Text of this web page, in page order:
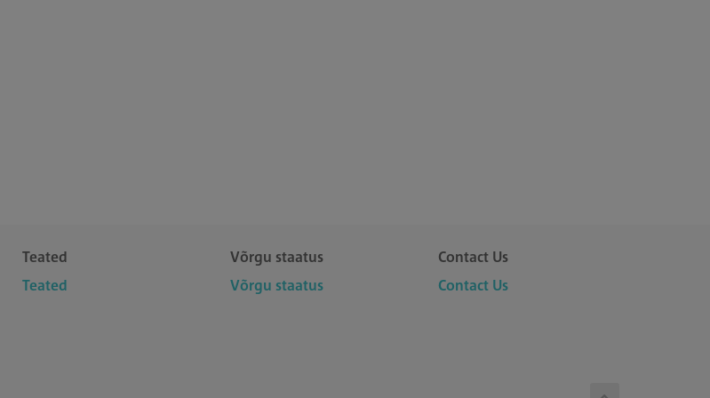
Teated
Teated
Võrgu staatus
Võrgu staatus
Contact Us
Contact Us